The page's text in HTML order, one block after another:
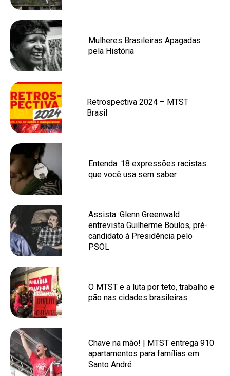
Mulheres Brasileiras Apagadas
pela História
Retrospectiva 2024 – MTST
Brasil
Entenda: 18 expressões racistas
que você usa sem saber
Assista: Glenn Greenwald
entrevista Guilherme Boulos, pré-
candidato à Presidência pelo
PSOL
O MTST e a luta por teto, trabalho e
pão nas cidades brasileiras
Chave na mão! | MTST entrega 910
apartamentos para famílias em
Santo André